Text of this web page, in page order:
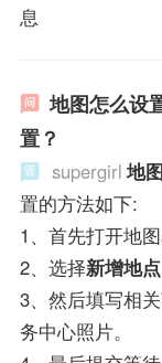
息
地图怎么设
置？
supergirl 地
置的方法如下:
1、首先打开地
2、选择新增地点
3、然后填写相
务中心照片。